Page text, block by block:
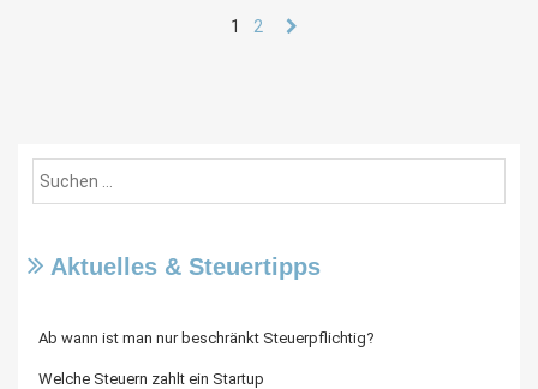
1 2
Aktuelles & Steuertipps
Ab wann ist man nur beschränkt Steuerpflichtig?
Welche Steuern zahlt ein Startup